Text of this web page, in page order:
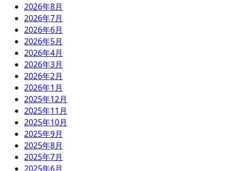
2026年8月
2026年7月
2026年6月
2026年5月
2026年4月
2026年3月
2026年2月
2026年1月
2025年12月
2025年11月
2025年10月
2025年9月
2025年8月
2025年7月
2025年6月